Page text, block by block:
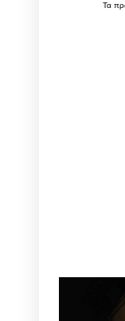
Τα